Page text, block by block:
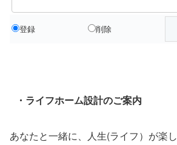
登録 削除
・ライフホーム設計のご案内
あなたと一緒に、人生(ライフ）が楽